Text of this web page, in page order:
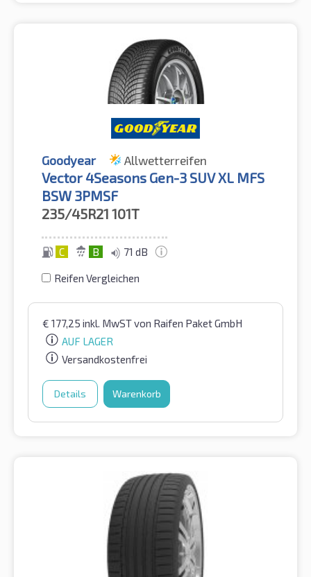
Goodyear Allwetterreifen
Vector 4Seasons Gen-3 SUV XL MFS
BSW 3PMSF
235/45R21 101T
C B 71 dB
Reifen Vergleichen
€ 177,25 inkl. MwSTvon Raifen Paket GmbH
AUF LAGER
Versandkostenfrei
Details Warenkorb